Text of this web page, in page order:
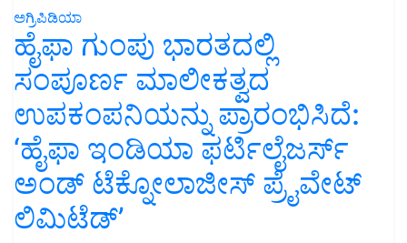
ಅಗ್ರಿಪಿಡಿಯಾ
ಹೈಫಾ ಗುಂಪು ಭಾರತದಲ್ಲಿ
ಸಂಪೂರ್ಣ ಮಾಲೀಕತ್ವದ
ಉಪಕಂಪನಿಯನ್ನು ಪ್ರಾರಂಭಿಸಿದೆ:
‘ಹೈಫಾ ಇಂಡಿಯಾ ಫರ್ಟಿಲೈಜರ್ಸ್
ಅಂಡ್ ಟೆಕ್ನೋಲಾಜೀಸ್ ಪ್ರೈವೇಟ್
ಲಿಮಿಟೆಡ್’